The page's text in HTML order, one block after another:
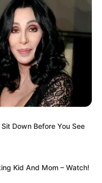
Covid-fertőzést
ismét erőteljesen
Down Before You See
Kid And Mom – Watch!